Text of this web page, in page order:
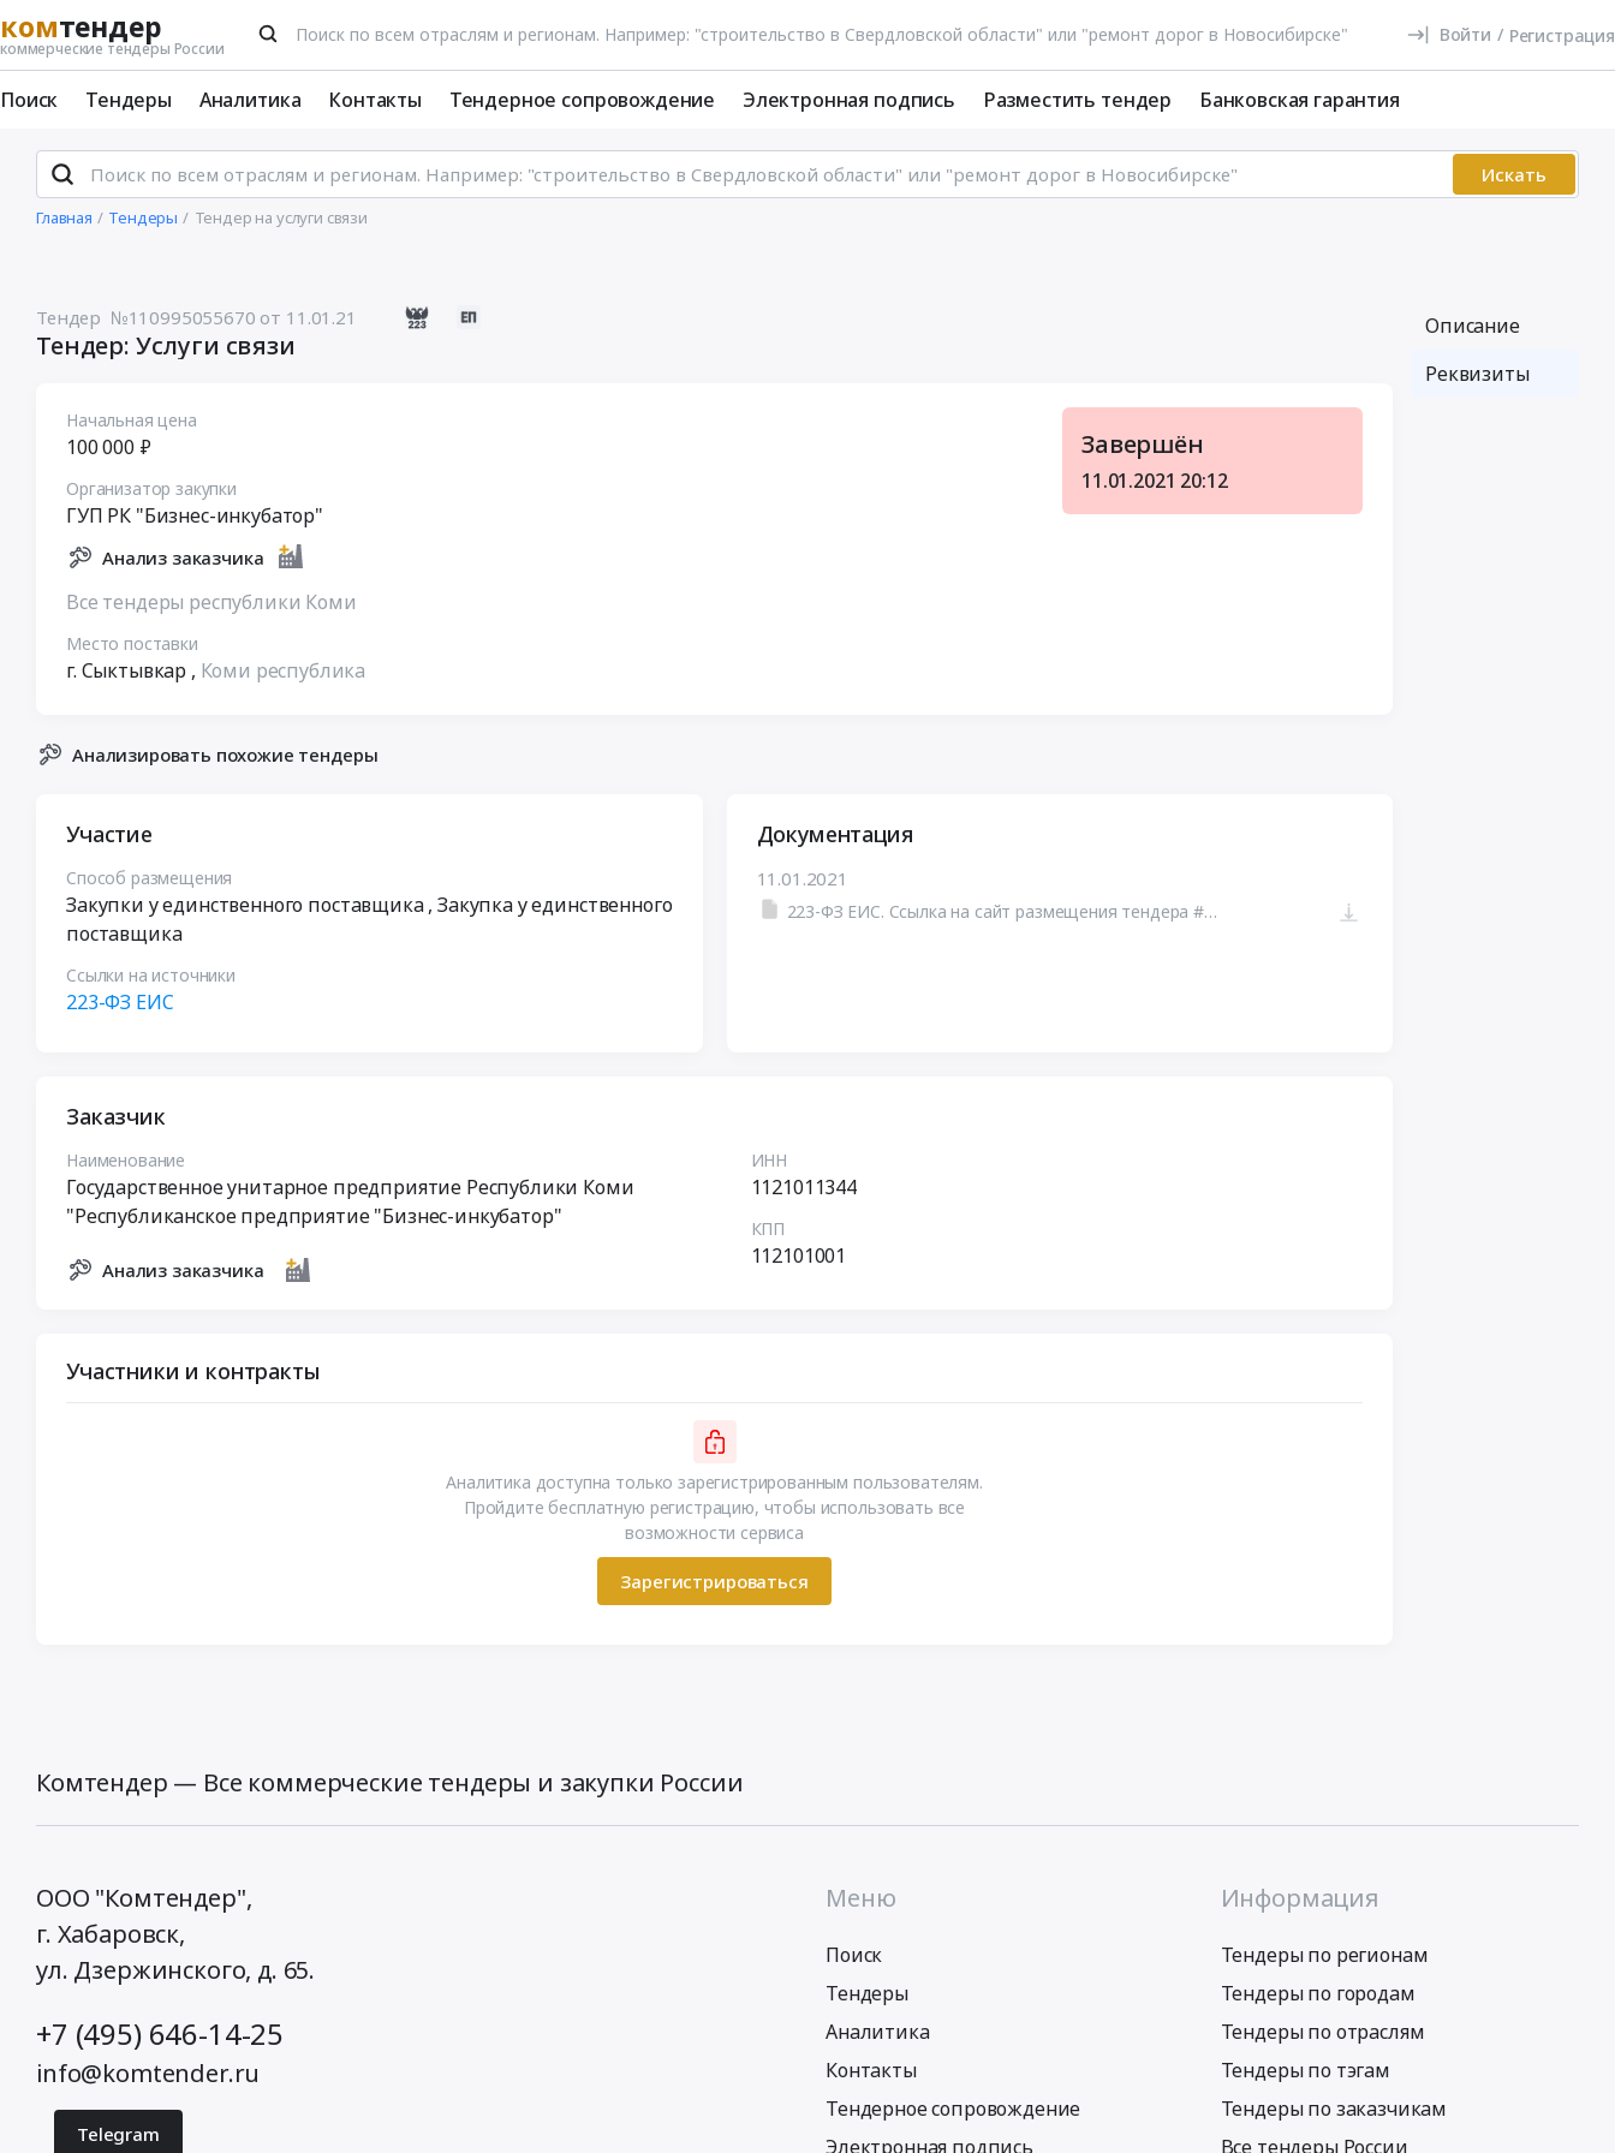
комтендер
коммерческие тендеры России
Войти / Регистрация
Поиск Тендеры Аналитика Контакты Тендерное сопровождение Электронная подпись Разместить тендер Банковская гарантия
Искать
Главная Тендеры Тендер на услуги связи
Тендер №110995055670 от 11.01.21
Тендер: Услуги связи
Начальная цена
100 000 ₽
Организатор закупки
ГУП РК "Бизнес-инкубатор"
Анализ заказчика
Все тендеры республики Коми
Место поставки
г. Сыктывкар , Коми республика
Завершён
11.01.2021 20:12
Анализировать похожие тендеры
Участие
Способ размещения
Закупки у единственного поставщика, Закупка у единственного
поставщика
Ссылки на источники
223-ФЗ ЕИС
Документация
11.01.2021
223-ФЗ ЕИС. Ссылка на сайт размещения тендера #110995055670.doc
Заказчик
Наименование
Государственное унитарное предприятие Республики Коми
"Республиканское предприятие "Бизнес-инкубатор"
Анализ заказчика
ИНН
1121011344
КПП
112101001
Участники и контракты
Аналитика доступна только зарегистрированным пользователям.
Пройдите бесплатную регистрацию, чтобы использовать все
возможности сервиса
Зарегистрироваться
Описание
Реквизиты
Комтендер — Все коммерческие тендеры и закупки России
ООО "Комтендер",
г. Хабаровск,
ул. Дзержинского, д. 65.
+7 (495) 646-14-25
info@komtender.ru
Telegram
Меню
Поиск
Тендеры
Аналитика
Контакты
Тендерное сопровождение
Электронная подпись
Информация
Тендеры по регионам
Тендеры по городам
Тендеры по отраслям
Тендеры по тэгам
Тендеры по заказчикам
Все тендеры России